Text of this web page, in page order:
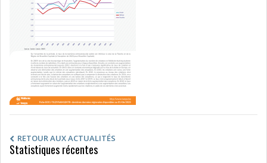
RETOUR AUX ACTUALITÉS
Statistiques récentes